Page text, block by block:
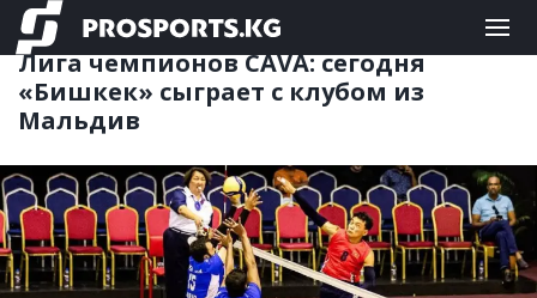
КОМАНДНЫЕ 21.07.2025 14:12
Лига чемпионов CAVA: сегодня
«Бишкек» сыграет с клубом из
Мальдив